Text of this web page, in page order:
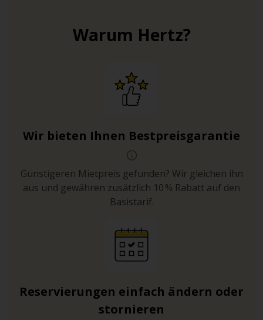
Warum Hertz?
Wir bieten Ihnen Bestpreisgarantie
Günstigeren Mietpreis gefunden? Wir gleichen ihn
aus und gewähren zusätzlich 10 % Rabatt auf den
Basistarif.
Reservierungen einfach ändern oder
stornieren